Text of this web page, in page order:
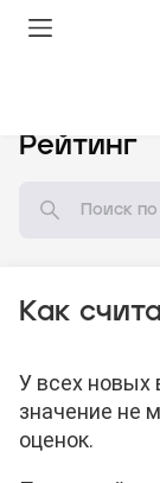
Рейтинг
Как
У всех новых
значение не
оценок.